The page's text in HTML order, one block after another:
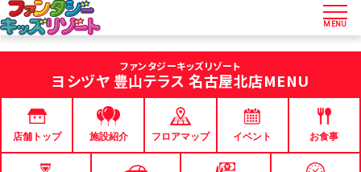
MENU
ファンタジーキッズリゾート
ヨシヅヤ 豊山テラス 名古屋北店MENU
店舗トップ 施設紹介 フロアマップ イベント お食事